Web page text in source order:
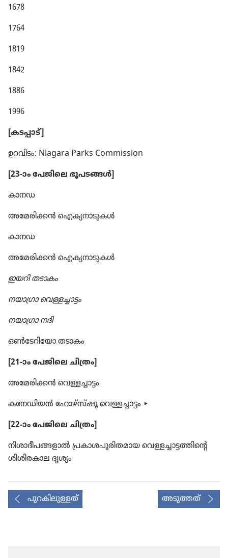
1678
1764
1819
1842
1886
1996
[കടപ്പാട്‌]
ഉറവിടം: Niagara Parks Commission
[23-ാം പേജിലെ ഭൂപടങ്ങൾ]
കാനഡ
അമേരിക്കൻ ഐക്യ​നാ​ടു​കൾ
കാനഡ
അമേരിക്കൻ ഐക്യ​നാ​ടു​കൾ
ഇയറി തടാകം
നയാഗ്രാ വെള്ളച്ചാ​ട്ടം
നയാഗ്രാ നദി
ഒൺടേറിയോ തടാകം
[21-ാം പേജിലെ ചിത്രം]
അമേരിക്കൻ വെള്ളച്ചാ​ട്ടം
കനേഡിയൻ ഹോഴ്‌സ്‌ഷൂ വെള്ളച്ചാ​ട്ടം ▸
[22-ാം പേജിലെ ചിത്രം]
നിശാദീപങ്ങളാൽ പ്രകാ​ശ​പൂ​രി​ത​മായ വെള്ളച്ചാ​ട്ട​ത്തി​ന്റെ
ശിശി​ര​കാല ദൃശ്യം
പുറകിലുള്ളത് അടുത്തത്